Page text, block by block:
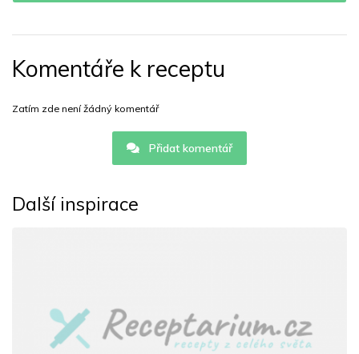
Komentáře k receptu
Zatím zde není žádný komentář
Přidat komentář
Další inspirace